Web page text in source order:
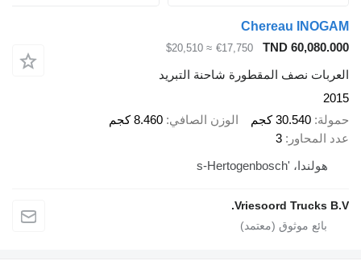
Chereau
TND
€17,750
≈ $20,510
نصف المقطورة شاحنة التبريد
30.540 كجم الوزن الصافي 8.460 كجم
المحاور 3
هولندا، 's-Hertogenbosch
Vriesoord Trucks